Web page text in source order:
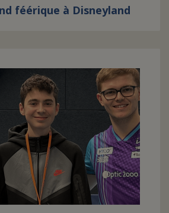
féérique à Disneyland